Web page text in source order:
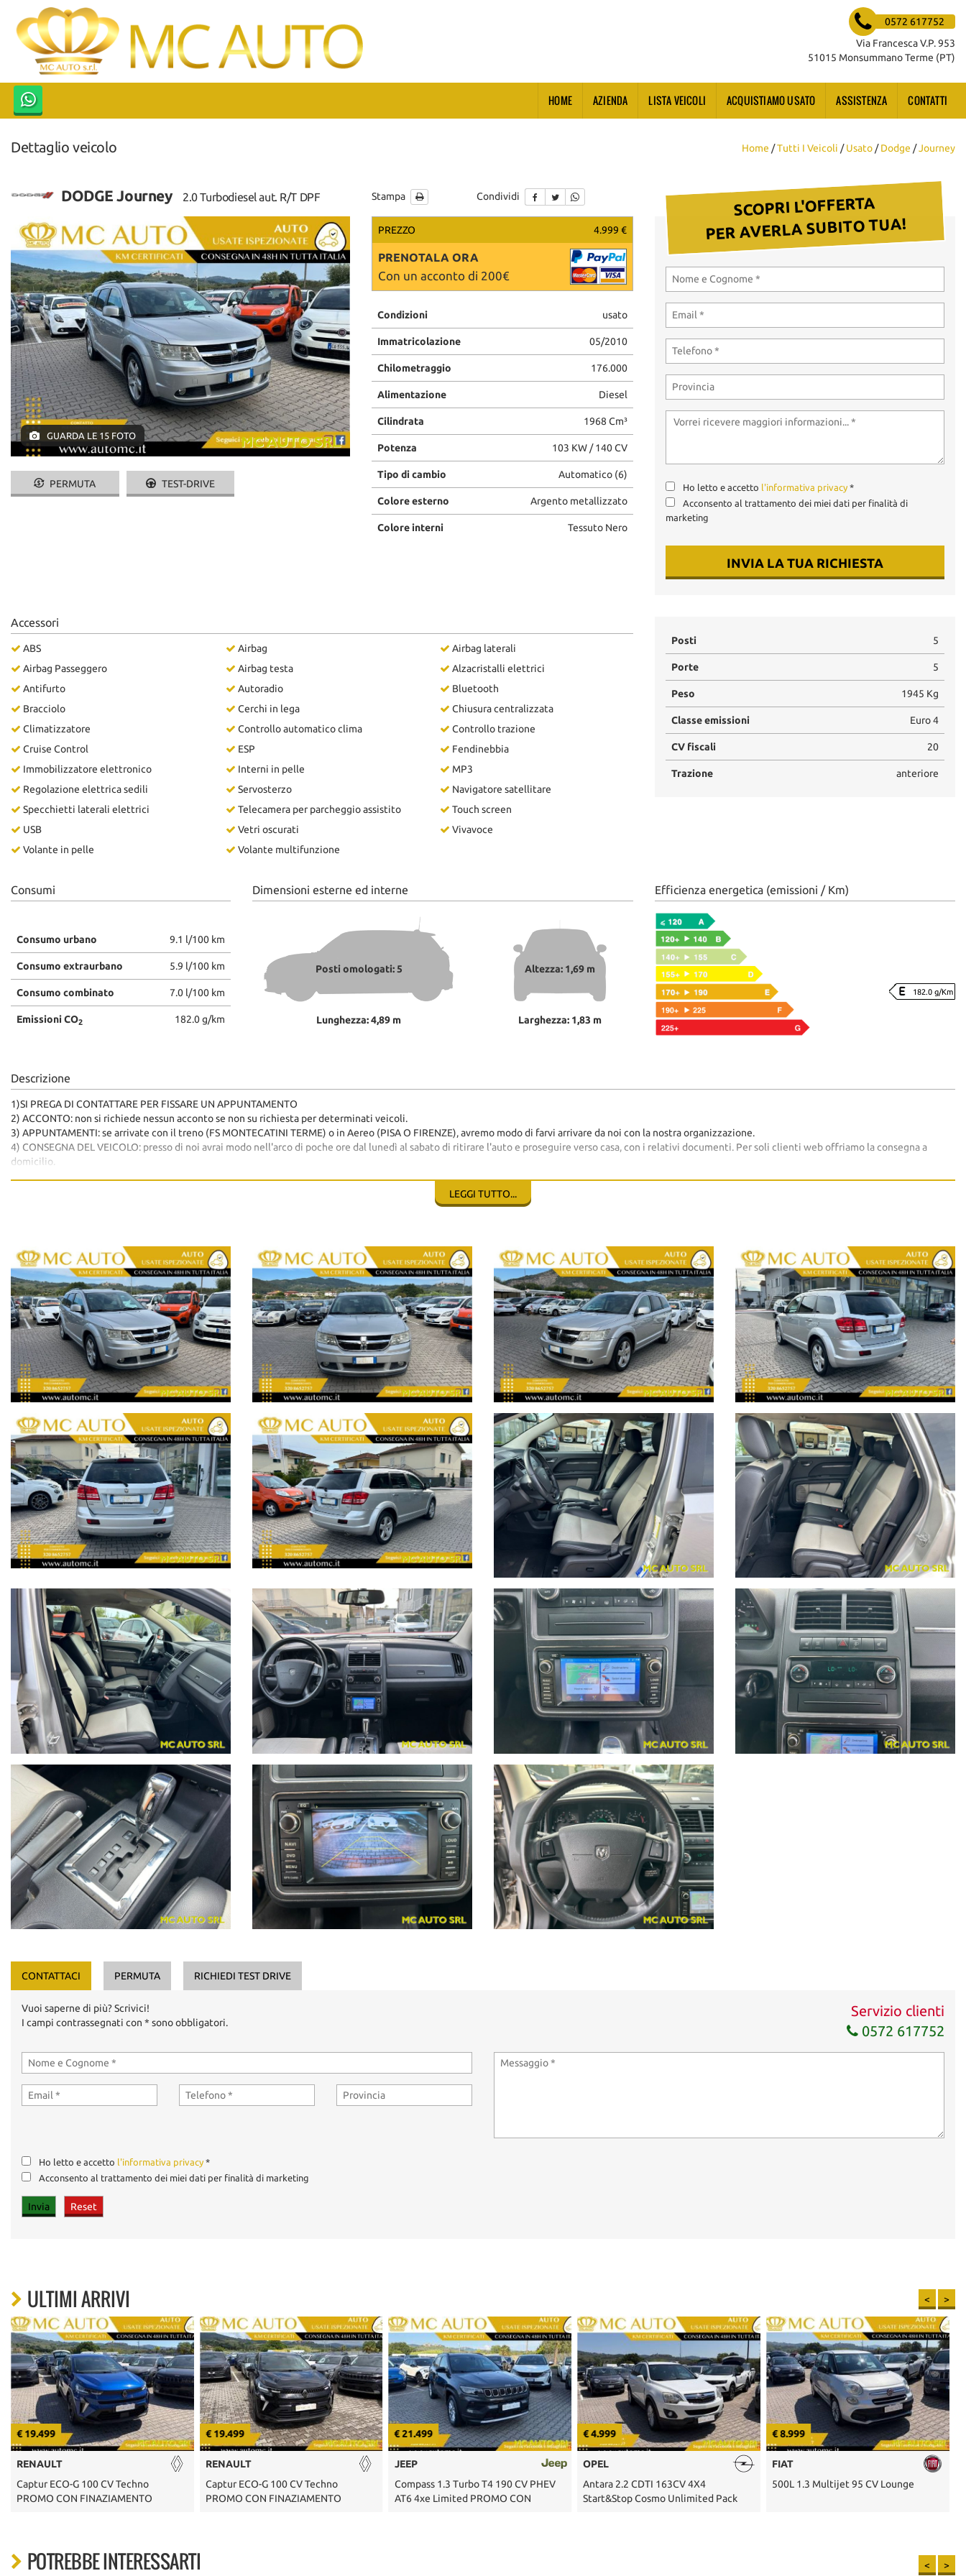
HOME
AZIENDA
LISTA VEICOLI
ACQUISTIAMO USATO
ASSISTENZA
CONTATTI
0572 617752
Via Francesca V.P. 953
51015 Monsummano Terme (PT)
HOME AZIENDA LISTA VEICOLI ACQUISTIAMO USATO ASSISTENZA CONTATTI
Dettaglio veicolo Home /Tutti I Veicoli /Usato /Dodge /Journey
DODGE Journey 2.0 Turbodiesel aut. R/T DPF Stampa Condividi
GUARDA LE 15 FOTO
PERMUTA TEST-DRIVE
PREZZO 4.999 €
PRENOTALA ORA
Con un acconto di 200€
Condizioni usato
Immatricolazione 05/2010
Chilometraggio 176.000
Alimentazione Diesel
Cilindrata 1968 Cm³
Potenza 103 KW / 140 CV
Tipo di cambio Automatico (6)
Colore esterno Argento metallizzato
Colore interni Tessuto Nero
SCOPRI L'OFFERTA
PER AVERLA SUBITO TUA!
Ho letto e accetto l'informativa privacy *
Acconsento al trattamento dei miei dati per finalità di
marketing
INVIA LA TUA RICHIESTA
Accessori
ABS
Airbag Passeggero
Antifurto
Bracciolo
Climatizzatore
Cruise Control
Immobilizzatore elettronico
Regolazione elettrica sedili
Specchietti laterali elettrici
USB
Volante in pelle
Airbag
Airbag testa
Autoradio
Cerchi in lega
Controllo automatico clima
ESP
Interni in pelle
Servosterzo
Telecamera per parcheggio assistito
Vetri oscurati
Volante multifunzione
Airbag laterali
Alzacristalli elettrici
Bluetooth
Chiusura centralizzata
Controllo trazione
Fendinebbia
MP3
Navigatore satellitare
Touch screen
Vivavoce
Posti 5
Porte 5
Peso 1945 Kg
Classe emissioni Euro 4
CV fiscali 20
Trazione anteriore
Consumi
Consumo urbano 9.1 l/100 km
Consumo extraurbano 5.9 l/100 km
Consumo combinato 7.0 l/100 km
Emissioni CO2 182.0 g/km
Dimensioni esterne ed interne
Posti omologati: 5
Lunghezza: 4,89 m
Altezza: 1,69 m
Larghezza: 1,83 m
Efficienza energetica (emissioni / Km)
182.0 g/Km
Descrizione
1)SI PREGA DI CONTATTARE PER FISSARE UN APPUNTAMENTO
2) ACCONTO: non si richiede nessun acconto se non su richiesta per determinati veicoli.
3) APPUNTAMENTI: se arrivate con il treno (FS MONTECATINI TERME) o in Aereo (PISA O FIRENZE), avremo modo di farvi arrivare da noi con la nostra organizzazione.
4) CONSEGNA DEL VEICOLO: presso di noi avrai modo nell'arco di poche ore dal lunedì al sabato di ritirare l'auto e proseguire verso casa, con i relativi documenti. Per soli clienti web offriamo la consegna a
domicilio.
della partenza vi spediamo la copia del libretto che farete avere alla vostra agenzia assicurativa, quest'ultima ci rifarà il fax con il tagliandino del veicolo assicurato).
*La dotazione tecnica e gli optional potrebbero in alcuni casi differire dall'effettivo equipaggiamento della vettura.
Mc auto srl declina ogni responsabilità per eventuali involontarie incongruenze, che non rappresentano un impegno contrattuale.
LEGGI TUTTO...
CONTATTACI PERMUTA RICHIEDI TEST DRIVE
Vuoi saperne di più? Scrivici!
I campi contrassegnati con * sono obbligatori.
Servizio clienti
0572 617752
Ho letto e accetto l'informativa privacy *
Acconsento al trattamento dei miei dati per finalità di marketing
ULTIMI ARRIVI < >
€ 19.499
RENAULT
Captur ECO-G 100 CV Techno
PROMO CON FINAZIAMENTO
€ 19.499
RENAULT
Captur ECO-G 100 CV Techno
PROMO CON FINAZIAMENTO
€ 21.499
JEEP
Compass 1.3 Turbo T4 190 CV PHEV
AT6 4xe Limited PROMO CON
€ 4.999
OPEL
Antara 2.2 CDTI 163CV 4X4
Start&Stop Cosmo Unlimited Pack
€ 8.999
FIAT
500L 1.3 Multijet 95 CV Lounge
POTREBBE INTERESSARTI < >